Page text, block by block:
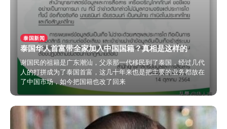
泰国新闻
泰国华人首富带全家加入中国国籍？真相是这样的
谢国民的祖籍是广东潮汕，父亲那一代移民到了泰国，经过几代
人的打拼成为了泰国首富，这几十年来也是把主要的业务都放在
了中国市场，如今把国籍也改了回来
2024年3月27日